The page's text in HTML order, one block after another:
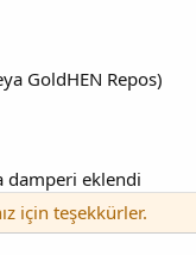
GoldHEN Repos)​
damperi eklendi
için teşekkürler.